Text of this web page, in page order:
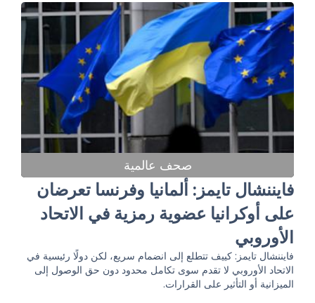
صحف عالمية
فايننشال تايمز: ألمانيا وفرنسا تعرضان
على أوكرانيا عضوية رمزية في الاتحاد
الأوروبي
فايننشال تايمز: كييف تتطلع إلى انضمام سريع، لكن دولًا رئيسية في
الاتحاد الأوروبي لا تقدم سوى تكامل محدود دون حق الوصول إلى
الميزانية أو التأثير على القرارات.